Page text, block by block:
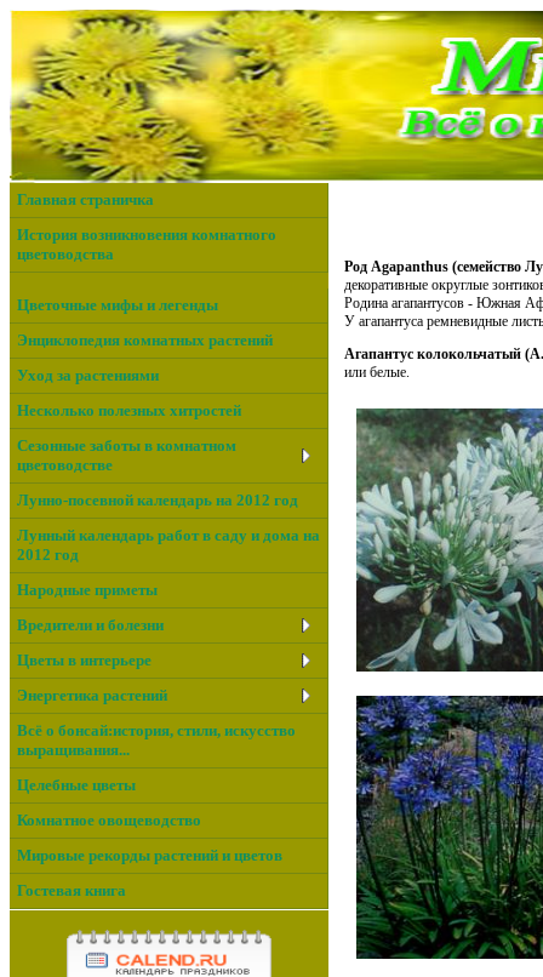
Главная страничка
История возникновения комнатного
цветоводства
Цветочные мифы и легенды
Энциклопедия комнатных растений
Уход за растениями
Несколько полезных хитростей
Сезонные заботы в комнатном
цветоводстве
Лунно-посевной календарь на 2012 год
Лунный календарь работ в саду и дома на
2012 год
Народные приметы
Вредители и болезни
Цветы в интерьере
Энергетика растений
Всё о бонсай:история, стили, искусство
выращивания...
Целебные цветы
Комнатное овощеводство
Мировые рекорды растений и цветов
Гостевая книга
Род Agapanthus (семейство
декоративные округлые
Родина агапантусов - Южная
У агапантуса ремневидные
Агапантус колокольчатый
или белые.